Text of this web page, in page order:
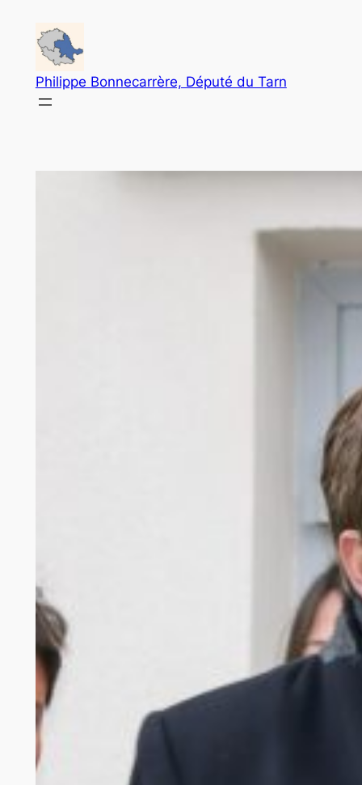
contenu
Philippe Bonnecarrère, Député du Tarn